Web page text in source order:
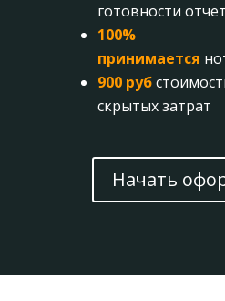
готовности
100%
принимается
900 руб
скрытых затрат
Начать